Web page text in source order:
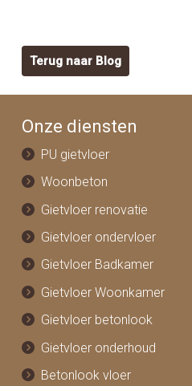
Terug naar Blog
Onze diensten
PU gietvloer
Woonbeton
Gietvloer renovatie
Gietvloer ondervloer
Gietvloer Badkamer
Gietvloer Woonkamer
Gietvloer betonlook
Gietvloer onderhoud
Betonlook vloer